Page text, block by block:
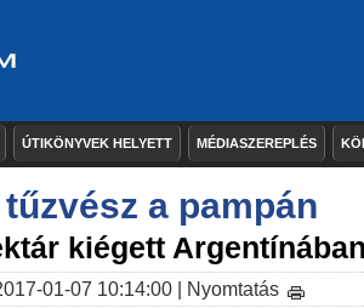
ÚTIKÖNYVEK HELYETT MÉDIASZEREPLÉS
a pampán
kiégett
01-07 10:14:00 | Nyomtatás